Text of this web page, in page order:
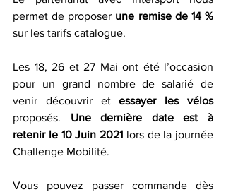
permet de proposer une remise de 14 %
sur les tarifs catalogue.
Les 18, 26 et 27 Mai ont été l’occasion
pour un grand nombre de salarié de
venir découvrir et essayer les vélos
proposés. Une dernière date est à
retenir le 10 Juin 2021 lors de la journée
Challenge Mobilité.
Vous pouvez passer commande dès